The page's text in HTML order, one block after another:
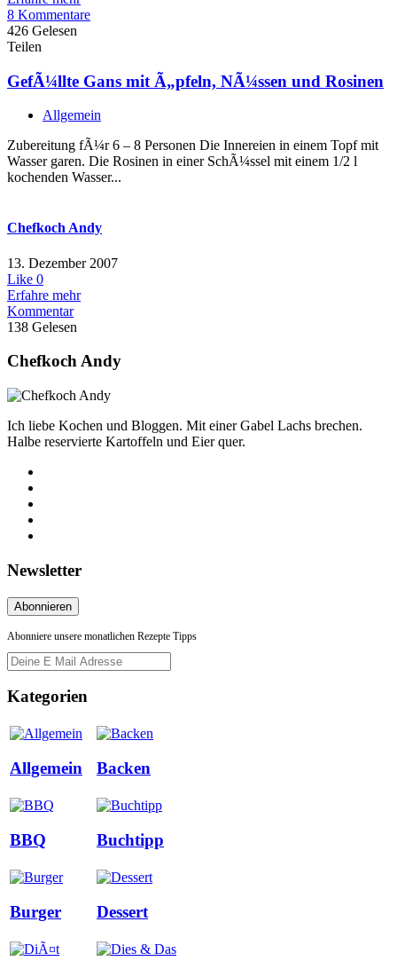
8 Kommentare
426 Gelesen
Teilen
GefÃ¼llte Gans mit Ã„pfeln, NÃ¼ssen und Rosinen
Allgemein
Zubereitung fÃ¼r 6 – 8 Personen Die Innereien in einem Topf mit
Wasser garen. Die Rosinen in einer SchÃ¼ssel mit einem 1/2 l
kochenden Wasser...
Chefkoch Andy
13. Dezember 2007
Like 0
Erfahre mehr
Kommentar
138 Gelesen
Chefkoch Andy
Ich liebe Kochen und Bloggen. Mit einer Gabel Lachs brechen.
Halbe reservierte Kartoffeln und Eier quer.
Newsletter
Abonniere unsere monatlichen Rezepte Tipps
Kategorien
Allgemein Backen
BBQ Buchtipp
Burger Dessert